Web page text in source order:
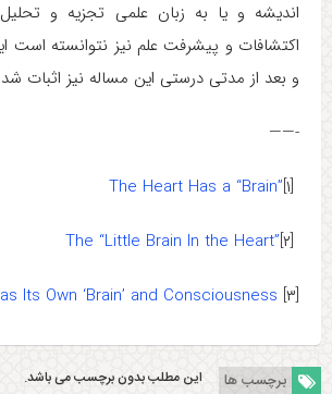
اندیشه و یا به زبان علمی تجزیه و
اکتشافات و پیشرفت علم نیز نتوانسته است
و بعد از مدتی درستی این مساله نیز اثبات شد
——-
[۱]The Heart Has a “Brain”
[۲]The “Little Brain In the Heart”
[۳] Its Own ‘Brain’ and Consciousness
برچسب ها این مطلب بدون برچسب می باشد.